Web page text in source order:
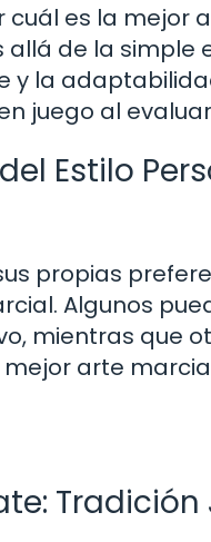
es la mejor
de la simple
y la
juego al
Estilo
propias
Algunos
mientras que
mejor arte